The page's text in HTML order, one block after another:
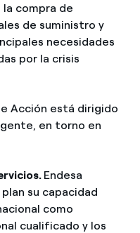
la compra de
de suministro y
necesidades
por la crisis
Acción está dirigido
en torno en
Endesa
su capacidad
como
cualificado y los